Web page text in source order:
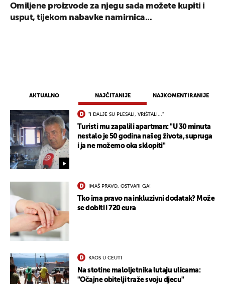
AKTUALNO NAJČITANIJE NAJKOMENTIRANIJE
"I DALJE SU PLESALI, VRIŠTALI..."
Turisti mu zapalili apartman: "U 30 minuta
nestalo je 50 godina našeg života, supruga
i ja ne možemo oka sklopiti"
IMAŠ PRAVO, OSTVARI GA!
Tko ima pravo na inkluzivni dodatak? Može
se dobiti i 720 eura
KAOS U CEUTI
Na stotine maloljetnika lutaju ulicama:
"Očajne obitelji traže svoju djecu"
Omiljene proizvode za njegu sada možete kupiti i
usput, tijekom nabavke namirnica...